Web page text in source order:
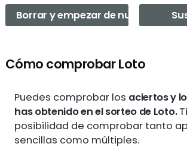
Borrar y empezar de nuevo
Cómo comprobar Loto
Puedes comprobar los aciertos y
has obtenido en el sorteo de Loto.
posibilidad de comprobar tanto
sencillas como múltiples.